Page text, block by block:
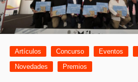
Artículos Concurso Eventos
Novedades
Premios